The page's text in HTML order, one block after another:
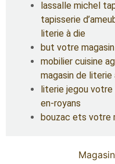
lassalle michel
tapisserie
literie à die
but votre
mobilier cuisine
magasin de
literie jegou votre
en-royans
bouzac ets votre